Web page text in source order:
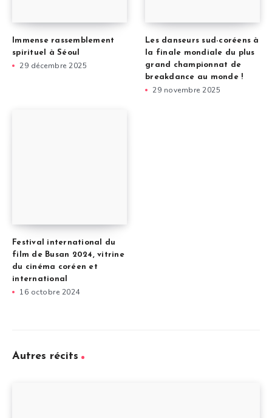
Immense rassemblement
spirituel à Séoul
29 décembre 2025
Les danseurs sud-coréens à
la finale mondiale du plus
grand championnat de
breakdance au monde !
29 novembre 2025
Festival international du
film de Busan 2024, vitrine
du cinéma coréen et
international
16 octobre 2024
Autres récits